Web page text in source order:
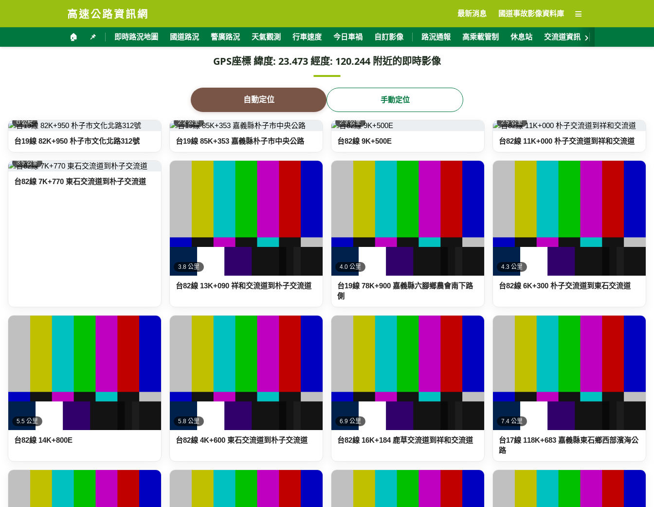
高速公路資訊網 最新消息 國道事故影像資料庫 ≡
🏠 📌 即時路況地圖 國道路況 警廣路況 天氣觀測 行車速度 今日車禍 自訂影像 路況通報 高乘載管制 休息站 交流道資訊 ›
GPS座標 緯度: 23.473 經度: 120.244 附近的即時影像
自動定位 手動定位
0 公尺
台19線 82K+950 朴子市文化北路312號
2.2 公里
台19線 85K+353 嘉義縣朴子市中央公路
2.3 公里
台82線 9K+500E
2.5 公里
台82線 11K+000 朴子交流道到祥和交流道
3.5 公里
台82線 7K+770 東石交流道到朴子交流道
3.8 公里
台82線 13K+090 祥和交流道到朴子交流道
4.0 公里
台19線 78K+900 嘉義縣六腳鄉農會南下路
側
4.3 公里
台82線 6K+300 朴子交流道到東石交流道
5.5 公里
台82線 14K+800E
5.8 公里
台82線 4K+600 東石交流道到朴子交流道
6.9 公里
台82線 16K+184 鹿草交流道到祥和交流道
7.4 公里
台17線 118K+683 嘉義縣東石鄉西部濱海公
路